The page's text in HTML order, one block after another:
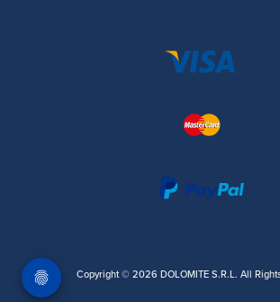
Copyright © 2026 DOLOMITE S.R.L. All